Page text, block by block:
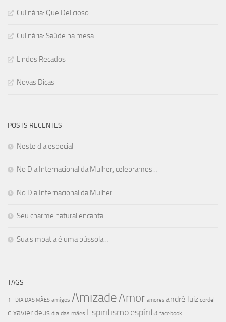
Culinária: Que Delicioso
Culinária: Saúde na mesa
Lindos Recados
Novas Dicas
POSTS RECENTES
Neste dia especial
No Dia Internacional da Mulher, celebramos…
No Dia Internacional da Mulher…
Seu charme natural encanta
Sua simpatia é uma bússola…
TAGS
1 - DIA DAS MÃES amigos AmizadeAmor amores andré luiz cordel
c xavier deus dia das mães Espiritismoespírita facebook